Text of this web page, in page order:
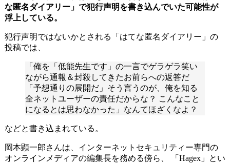
な匿名ダイアリー」で犯行声明を書き込んでいた可能性が
浮上している。
犯行声明ではないかとされる「はてな匿名ダイアリー」の
投稿では、
「俺を「低能先生です」の一言でゲラゲラ笑い
ながら通報＆封殺してきたお前らへの返答だ
「予想通りの展開だ」そう言うのが、俺を知る
全ネットユーザーの責任だからな？ こんなこと
になるとは思わなかった」なんてほざくなよ？
などと書き込まれている。
岡本顕一郎さんは、インターネットセキュリティー専門の
オンラインメディアの編集長を務める傍ら、 「Hagex」とい